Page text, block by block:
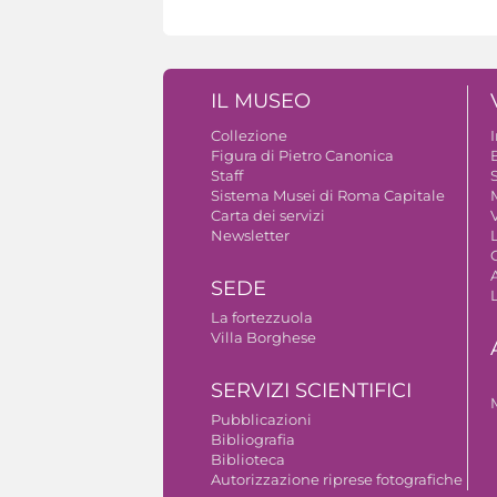
IL MUSEO
Collezione
Figura di Pietro Canonica
Staff
Sistema Musei di Roma Capitale
Carta dei servizi
Newsletter
SEDE
La fortezzuola
Villa Borghese
SERVIZI SCIENTIFICI
Pubblicazioni
Bibliografia
Biblioteca
Autorizzazione riprese fotografiche